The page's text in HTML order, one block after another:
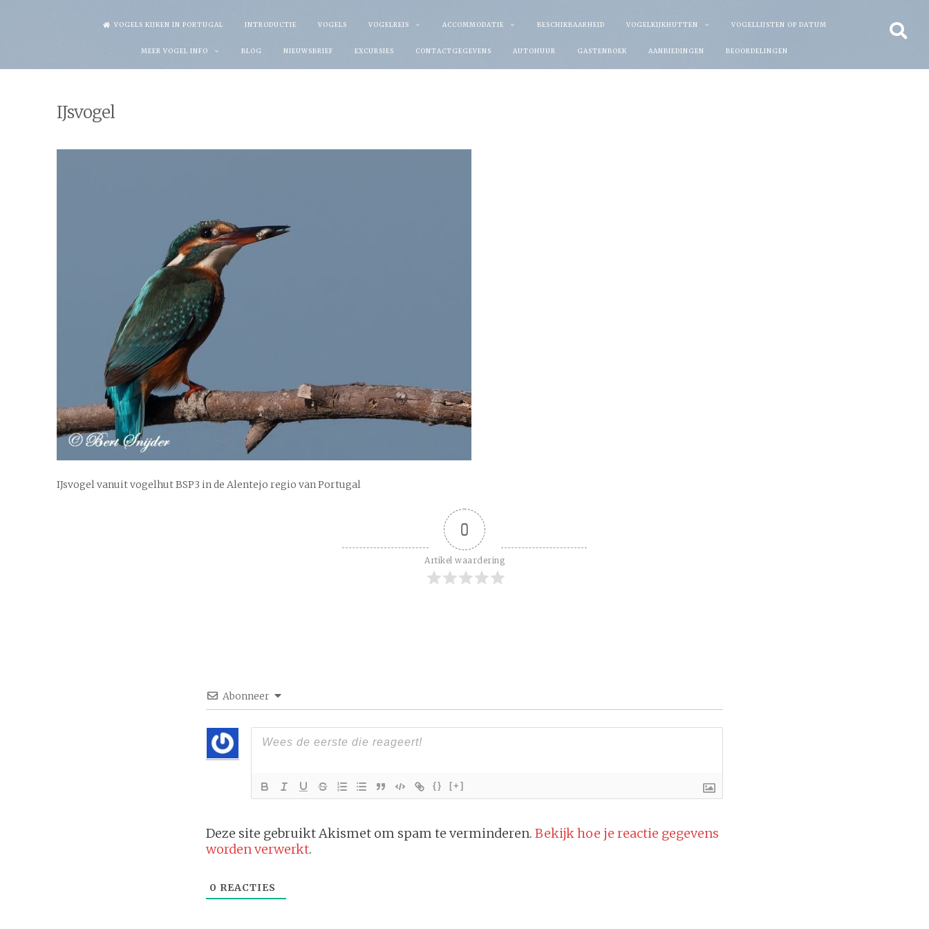
VOGELS KIJKEN IN PORTUGAL INTRODUCTIE VOGELS VOGELREIS ACCOMMODATIE BESCHIKBAARHEID VOGELKIJKHUTTEN VOGELLIJSTEN OP DATUM
MEER VOGEL INFO BLOG NIEUWSBRIEF EXCURSIES CONTACTGEGEVENS AUTOHUUR GASTENBOEK AANBIEDINGEN BEOORDELINGEN
IJsvogel
IJsvogel vanuit vogelhut BSP3 in de Alentejo regio van Portugal
0
Artikel waardering
Abonneer
{} [+]
Deze site gebruikt Akismet om spam te verminderen. Bekijk hoe je reactie gegevens
worden verwerkt.
0 REACTIES